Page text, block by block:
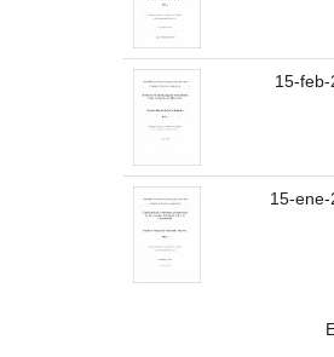
15-
15-